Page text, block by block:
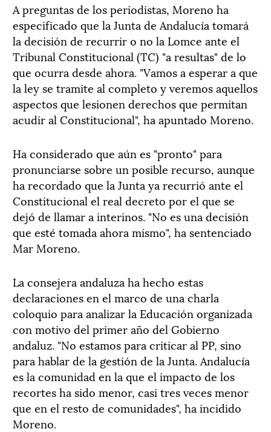
A preguntas de los periodistas, Moreno ha
especificado que la Junta de Andalucía tomará
la decisión de recurrir o no la Lomce ante el
Tribunal Constitucional (TC) "a resultas" de lo
que ocurra desde ahora. "Vamos a esperar a que
la ley se tramite al completo y veremos aquellos
aspectos que lesionen derechos que permitan
acudir al Constitucional", ha apuntado Moreno.
Ha considerado que aún es "pronto" para
pronunciarse sobre un posible recurso, aunque
ha recordado que la Junta ya recurrió ante el
Constitucional el real decreto por el que se
dejó de llamar a interinos. "No es una decisión
que esté tomada ahora mismo", ha sentenciado
Mar Moreno.
La consejera andaluza ha hecho estas
declaraciones en el marco de una charla
coloquio para analizar la Educación organizada
con motivo del primer año del Gobierno
andaluz. "No estamos para criticar al PP, sino
para hablar de la gestión de la Junta. Andalucía
es la comunidad en la que el impacto de los
recortes ha sido menor, casi tres veces menor
que en el resto de comunidades", ha incidido
Moreno.